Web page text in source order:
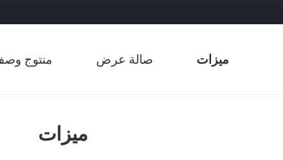
ميزات صالة عرض منتوج
ميزات